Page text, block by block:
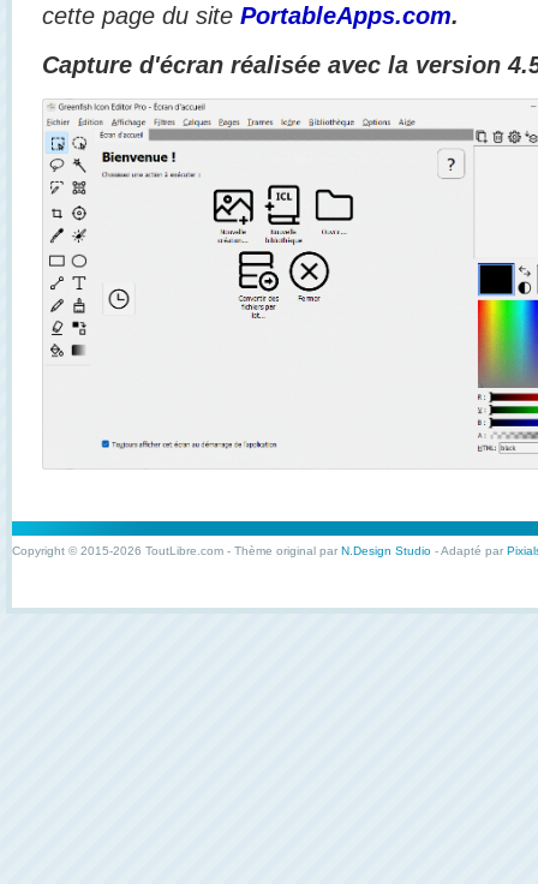
cette page du site PortableApps.com.
Capture d'écran réalisée avec la version
Copyright © 2015-2026 ToutLibre.com - Thème original par N.Design Studio - Adapté par